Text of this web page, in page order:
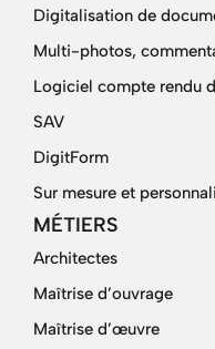
Digitalisation de
Multi-photos,
Logiciel compte rendu
SAV
DigitForm
Sur mesure et
MÉTIERS
Architectes
Maîtrise d’ouvrage
Maîtrise d’œuvre